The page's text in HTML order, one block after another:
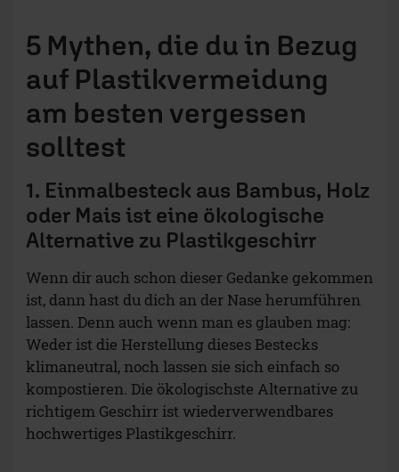
5 Mythen, die du in Bezug
auf Plastikvermeidung
am besten vergessen
solltest
1. Einmalbesteck aus Bambus, Holz
oder Mais ist eine ökologische
Alternative zu Plastikgeschirr
Wenn dir auch schon dieser Gedanke gekommen
ist, dann hast du dich an der Nase herumführen
lassen. Denn auch wenn man es glauben mag:
Weder ist die Herstellung dieses Bestecks
klimaneutral, noch lassen sie sich einfach so
kompostieren. Die ökologischste Alternative zu
richtigem Geschirr ist wiederverwendbares
hochwertiges Plastikgeschirr.